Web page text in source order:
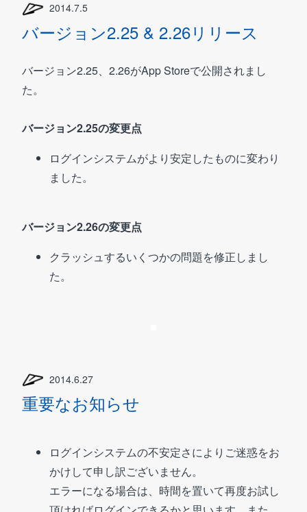
2014.7.5
バージョン2.25 & 2.26リリース
バージョン2.25、2.26がApp Storeで公開されまし
た。
バージョン2.25の変更点
ログインシステムがより安定したものに変わり
ました。
バージョン2.26の変更点
クラッシュするいくつかの問題を修正しまし
た。
2014.6.27
重要なお知らせ
ログインシステムの不安定さによりご迷惑をお
かけして申し訳ございません。
エラーになる場合は、時間を置いて再度お試し